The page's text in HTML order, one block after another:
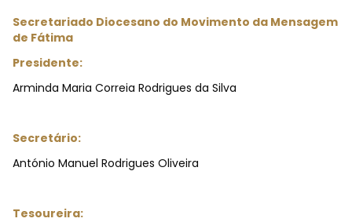
Secretariado Diocesano do Movimento da Mensagem
de Fátima
Presidente:
Arminda Maria Correia Rodrigues da Silva
Secretário:
António Manuel Rodrigues Oliveira
Tesoureira: